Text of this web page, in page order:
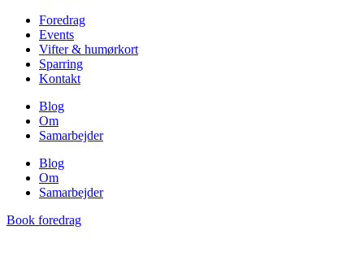
Foredrag
Events
Vifter & humørkort
Sparring
Kontakt
Blog
Om
Samarbejder
Blog
Om
Samarbejder
Book foredrag